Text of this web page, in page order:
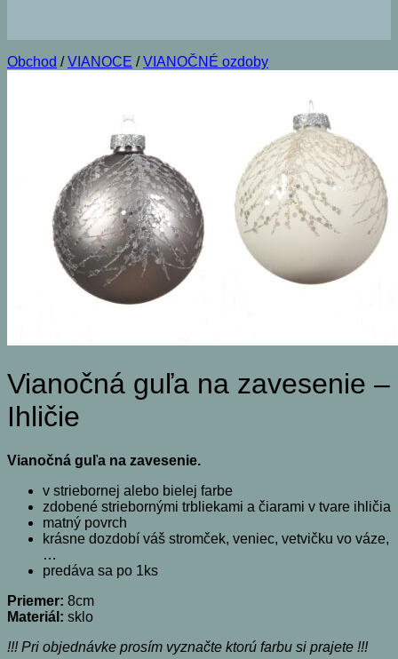
Obchod / VIANOCE / VIANOČNÉ ozdoby
Vianočná guľa na zavesenie –
Ihličie
Vianočná guľa na zavesenie.
v striebornej alebo bielej farbe
zdobené striebornými trbliekami a čiarami v tvare ihličia
matný povrch
krásne dozdobí váš stromček, veniec, vetvičku vo váze,
…
predáva sa po 1ks
Priemer: 8cm
Materiál: sklo
!!! Pri objednávke prosím vyznačte ktorú farbu si prajete !!!